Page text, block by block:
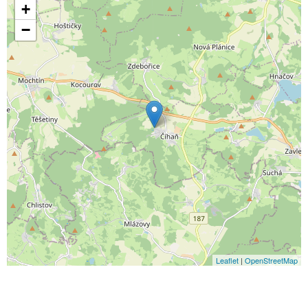
+
−
Leaflet | OpenStreetMap